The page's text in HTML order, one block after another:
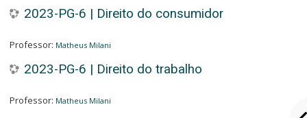
2023-PG-6 | Direito do consumidor
Professor: Matheus Milani
2023-PG-6 | Direito do trabalho
Professor: Matheus Milani